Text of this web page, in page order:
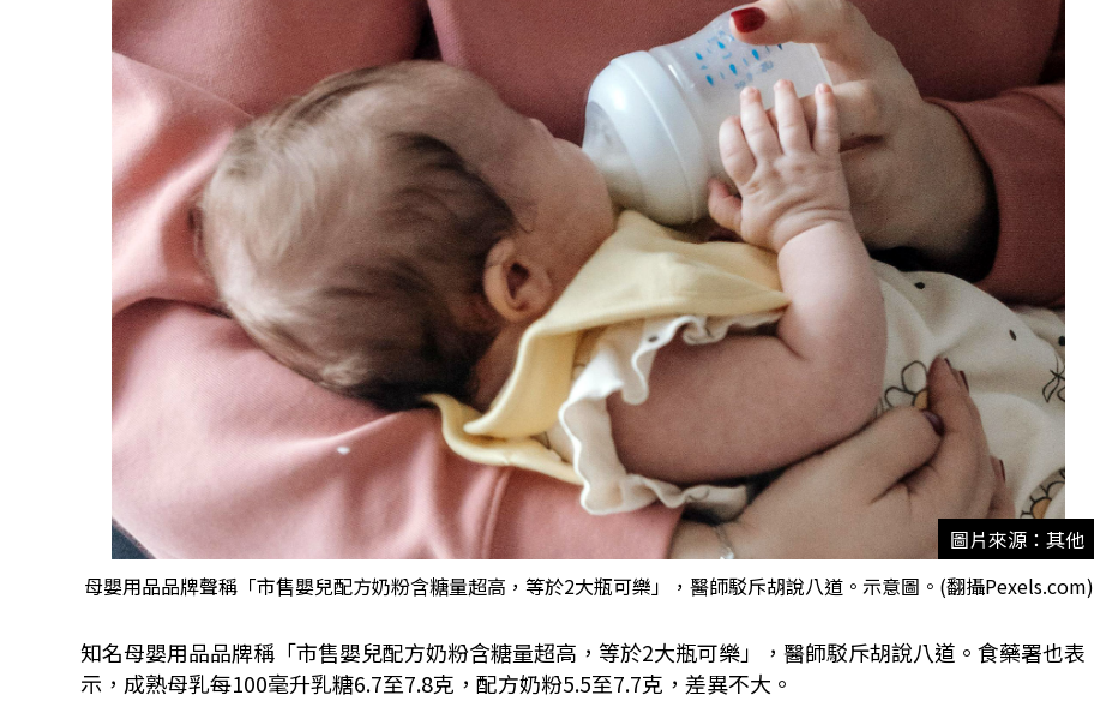
圖片來源：其他
母嬰用品品牌聲稱「市售嬰兒配方奶粉含糖量超高，等於2大瓶可樂」，醫師駁斥胡說八道。示意圖。(翻攝Pexels.com)
知名母嬰用品品牌稱「市售嬰兒配方奶粉含糖量超高，等於2大瓶可樂」，醫師駁斥胡說八道。食藥署也表
示，成熟母乳每100毫升乳糖6.7至7.8克，配方奶粉5.5至7.7克，差異不大。